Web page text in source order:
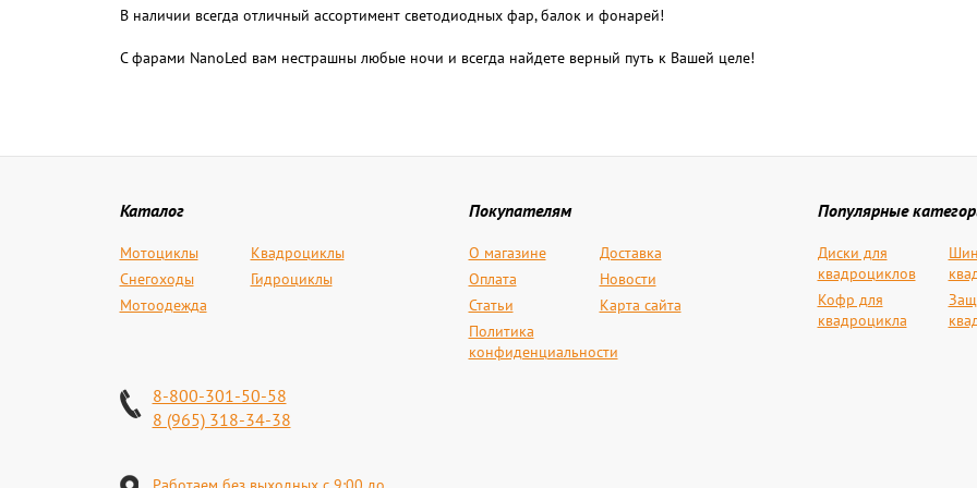
В наличии всегда отличный ассортимент светодиодных фар, балок и фонарей!
С фарами NanoLed вам нестрашны любые ночи и всегда найдете верный путь к Вашей целе!
Каталог
Мотоциклы
Квадроциклы
Снегоходы
Гидроциклы
Мотоодежда
Покупателям
О магазине
Доставка
Оплата
Новости
Статьи
Карта сайта
Политика
конфиденциальности
Популярные
Диски для
квадроциклов
Кофр для
квадроцикла
8-800-301-50-58
8 (965) 318-34-38